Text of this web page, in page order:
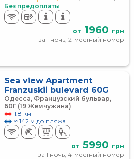
Без предоплаты
от 1960 грн
за 1 ночь, 2-местный номер
Sea view Apartment
Franzuskii bulevard 60G
Одесса, Французский бульвар,
60Г (19 Жемчужина)
1.8 км
≈ 142 м до пляжа
от 5990 грн
за 1 ночь, 4-местный номер